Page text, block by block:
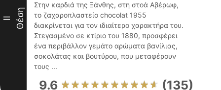
II Θέση
Στην καρδιά της Ξάνθης, στη στοά Αβέρωφ,
το ζαχαροπλαστείο chocolat 1955
διακρίνεται για τον ιδιαίτερο χαρακτήρα του.
Στεγασμένο σε κτίριο του 1880, προσφέρει
ένα περιβάλλον γεμάτο αρώματα βανίλιας,
σοκολάτας και βουτύρου, που μεταφέρουν
τους ...
9.6 (135)